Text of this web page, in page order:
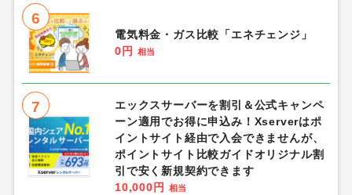
6
電気料金・ガス比較「エネチェンジ」
0円
相当
7
エックスサーバーを割引＆公式キャンペ
ーン適用でお得に申込み！Xserverはポ
イントサイト経由で入会できませんが、
ポイントサイト比較ガイドオリジナル割
引で安く新規契約できます
10,000円
相当